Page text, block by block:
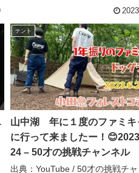
テント
山中湖 年に１度のファミキ
に行って来ましたー！
24 – 50才の挑戦チャンネル
出典：YouTube / 50才の挑戦チ